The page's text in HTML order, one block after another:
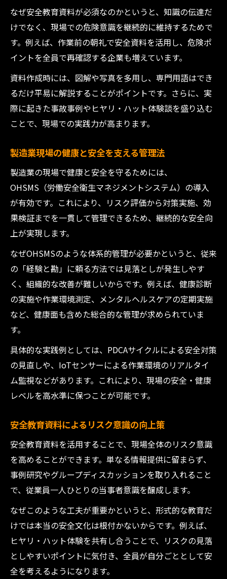
なぜ安全教育資料が必須なのかというと、知識の伝達だ
けでなく、現場での危険意識を継続的に維持するためで
す。例えば、作業前の朝礼で安全資料を活用し、危険ポ
イントを全員で再確認する企業も増えています。
資料作成時には、図解や写真を多用し、専門用語はでき
るだけ平易に解説することがポイントです。さらに、実
際に起きた事故事例やヒヤリ・ハット体験談を盛り込む
ことで、現場での実践力が高まります。
製造業現場の健康と安全を支える管理法
製造業の現場で健康と安全を守るためには、
OHSMS（労働安全衛生マネジメントシステム）の導入
が有効です。これにより、リスク評価から対策実施、効
果検証までを一貫して管理できるため、継続的な安全向
上が実現します。
なぜOHSMSのような体系的管理が必要かというと、従来
の「経験と勘」に頼る方法では見落としが発生しやす
く、組織的な改善が難しいからです。例えば、健康診断
の実施や作業環境測定、メンタルヘルスケアの定期実施
など、健康面も含めた総合的な管理が求められていま
す。
具体的な実践例としては、PDCAサイクルによる安全対策
の見直しや、IoTセンサーによる作業環境のリアルタイ
ム監視などがあります。これにより、現場の安全・健康
レベルを高水準に保つことが可能です。
安全教育資料によるリスク意識の向上策
安全教育資料を活用することで、現場全体のリスク意識
を高めることができます。単なる情報提供に留まらず、
事例研究やグループディスカッションを取り入れること
で、従業員一人ひとりの当事者意識を醸成します。
なぜこのような工夫が重要かというと、形式的な教育だ
けでは本当の安全文化は根付かないからです。例えば、
ヒヤリ・ハット体験を共有し合うことで、リスクの見落
としやすいポイントに気付き、全員が自分ごととして安
全を考えるようになります。